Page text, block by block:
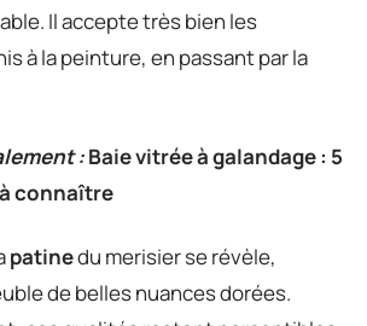
Il accepte très bien les
à la peinture, en passant par la
:Baie vitrée à galandage : 5
connaître
patinedu merisier se révèle,
de belles nuances dorées.